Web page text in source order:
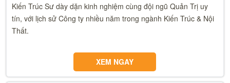
Kiến Trúc Sư dày dặn kinh nghiệm cùng đội ngũ Quản Trị uy
tín, với lịch sử Công ty nhiều năm trong ngành Kiến Trúc & Nội
Thất.
XEM NGAY